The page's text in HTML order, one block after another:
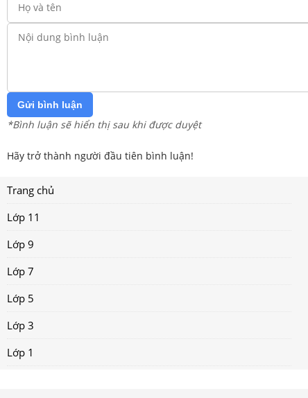
Gửi bình luận
*Bình luận sẽ hiển thị sau khi được duyệt
Hãy trở thành người đầu tiên bình luận!
Trang chủ
Lớp 11
Lớp 9
Lớp 7
Lớp 5
Lớp 3
Lớp 1